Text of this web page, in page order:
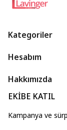
Kategoriler
Hesabım
Hakkımızda
EKİBE KATIL
Kampanya ve